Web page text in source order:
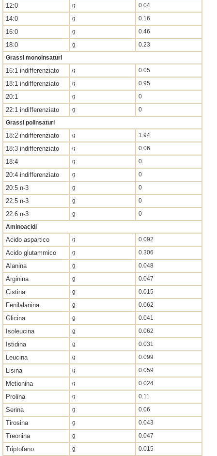
12:0 g 0.04
14:0 g 0.16
16:0 g 0.46
18:0 g
0.23
Grassi monoinsaturi
16:1 indifferenziato g 0.05
18:1 indifferenziato g 0.95
20:1 g 0
22:1 indifferenziato g
0
Grassi polinsaturi
18:2 indifferenziato g 1.94
18:3 indifferenziato g 0.06
18:4 g 0
20:4 indifferenziato g 0
20:5 n-3 g 0
22:5 n-3 g 0
22:6 n-3 g
0
Aminoacidi
Acido aspartico g 0.092
Acido glutammico g 0.306
Alanina g 0.048
Arginina g 0.047
Cistina g 0.015
Fenilalanina g 0.062
Glicina g 0.041
Isoleucina g 0.062
Istidina g 0.031
Leucina g 0.099
Lisina g 0.059
Metionina g 0.024
Prolina g 0.11
Serina g 0.06
Tirosina g 0.043
Treonina g 0.047
Triptofano g 0.015